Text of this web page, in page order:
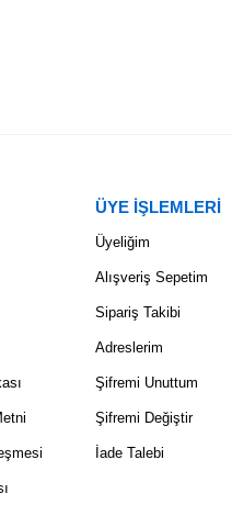
ÜYE İŞLEMLERİ
Üyeliğim
Alışveriş Sepetim
Sipariş Takibi
Adreslerim
Şifremi Unuttum
Şifremi Değiştir
İade Talebi